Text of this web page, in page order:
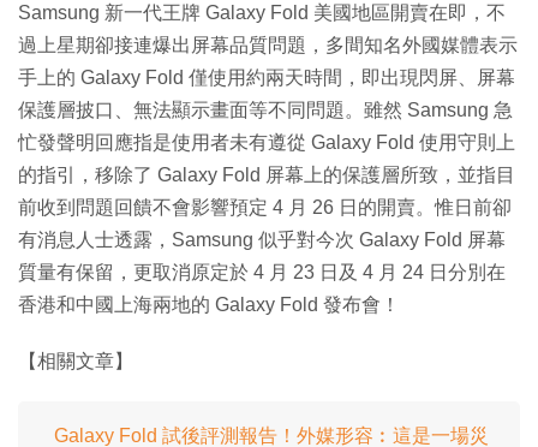
Samsung 新一代王牌 Galaxy Fold 美國地區開賣在即，不
過上星期卻接連爆出屏幕品質問題，多間知名外國媒體表示
手上的 Galaxy Fold 僅使用約兩天時間，即出現閃屏、屏幕
保護層披口、無法顯示畫面等不同問題。雖然 Samsung 急
忙發聲明回應指是使用者未有遵從 Galaxy Fold 使用守則上
的指引，移除了 Galaxy Fold 屏幕上的保護層所致，並指目
前收到問題回饋不會影響預定 4 月 26 日的開賣。惟日前卻
有消息人士透露，Samsung 似乎對今次 Galaxy Fold 屏幕
質量有保留，更取消原定於 4 月 23 日及 4 月 24 日分別在
香港和中國上海兩地的 Galaxy Fold 發布會！
【相關文章】
Galaxy Fold 試後評測報告！外媒形容︰這是一場災